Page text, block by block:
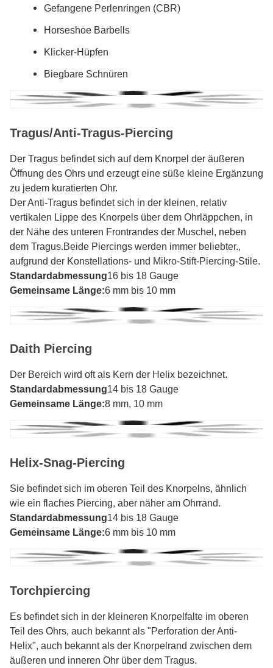
Gefangene Perlenringen (CBR)
Horseshoe Barbells
Klicker-Hüpfen
Biegbare Schnüren
Tragus/Anti-Tragus-Piercing
Der Tragus befindet sich auf dem Knorpel der äußeren
Öffnung des Ohrs und erzeugt eine süße kleine Ergänzung
zu jedem kuratierten Ohr.
Der Anti-Tragus befindet sich in der kleinen, relativ
vertikalen Lippe des Knorpels über dem Ohrläppchen, in
der Nähe des unteren Frontrandes der Muschel, neben
dem Tragus.Beide Piercings werden immer beliebter.,
aufgrund der Konstellations- und Mikro-Stift-Piercing-Stile.
Standardabmessung16 bis 18 Gauge
Gemeinsame Länge:6 mm bis 10 mm
Daith Piercing
Der Bereich wird oft als Kern der Helix bezeichnet.
Standardabmessung14 bis 18 Gauge
Gemeinsame Länge:8 mm, 10 mm
Helix-Snag-Piercing
Sie befindet sich im oberen Teil des Knorpelns, ähnlich
wie ein flaches Piercing, aber näher am Ohrrand.
Standardabmessung14 bis 18 Gauge
Gemeinsame Länge:6 mm bis 10 mm
Torchpiercing
Es befindet sich in der kleineren Knorpelfalte im oberen
Teil des Ohrs, auch bekannt als "Perforation der Anti-
Helix", auch bekannt als der Knorpelrand zwischen dem
äußeren und inneren Ohr über dem Tragus.